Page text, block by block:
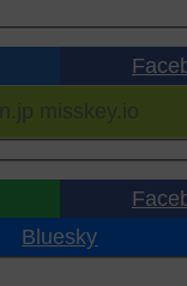
Bluesky